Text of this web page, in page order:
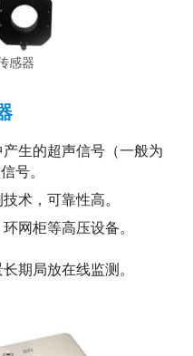
感器
生的超声信号（一般为
号。
术，可靠性高。
网柜等高压设备。
期局放在线监测。